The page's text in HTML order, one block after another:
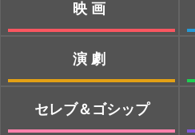
映画
演劇
セレブ＆ゴシップ